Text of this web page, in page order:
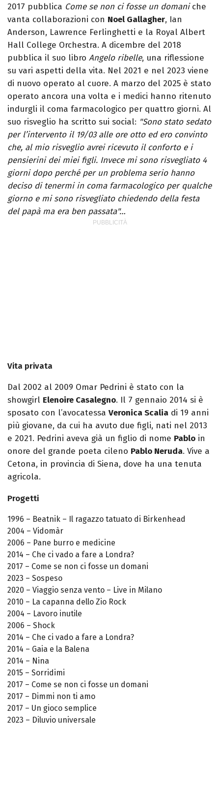
2017 pubblica Come se non ci fosse un domaniche
vanta collaborazioni con Noel Gallagher, Ian
Anderson, Lawrence Ferlinghetti e la Royal Albert
Hall College Orchestra. A dicembre del 2018
pubblica il suo libro Angelo ribelle, una riflessione
su vari aspetti della vita. Nel 2021 e nel 2023 viene
di nuovo operato al cuore. A marzo del 2025 è stato
operato ancora una volta e i medici hanno ritenuto
indurgli il coma farmacologico per quattro giorni. Al
suo risveglio ha scritto sui social: "Sono stato sedato
per l’intervento il 19/03 alle ore otto ed ero convinto
che, al mio risveglio avrei ricevuto il conforto e i
pensierini dei miei figli. Invece mi sono risvegliato 4
giorni dopo perché per un problema serio hanno
deciso di tenermi in coma farmacologico per qualche
giorno e mi sono risvegliato chiedendo della festa
del papà ma era ben passata"…
Vita privata
Dal 2002 al 2009 Omar Pedrini è stato con la
showgirl Elenoire Casalegno. Il 7 gennaio 2014 si è
sposato con l’avocatessa Veronica Scalia di 19 anni
più giovane, da cui ha avuto due figli, nati nel 2013
e 2021. Pedrini aveva già un figlio di nome Pablo in
onore del grande poeta cileno Pablo Neruda. Vive a
Cetona, in provincia di Siena, dove ha una tenuta
agricola.
Progetti
1996 – Beatnik – Il ragazzo tatuato di Birkenhead
2004 – Vidomàr
2006 – Pane burro e medicine
2014 – Che ci vado a fare a Londra?
2017 – Come se non ci fosse un domani
2023 – Sospeso
2020 – Viaggio senza vento – Live in Milano
2010 – La capanna dello Zio Rock
2004 – Lavoro inutile
2006 – Shock
2014 – Che ci vado a fare a Londra?
2014 – Gaia e la Balena
2014 – Nina
2015 – Sorridimi
2017 – Come se non ci fosse un domani
2017 – Dimmi non ti amo
2017 – Un gioco semplice
2023 – Diluvio universale